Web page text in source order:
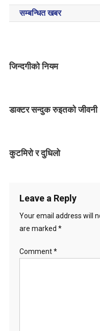
s
n
a
सम्बन्धित खबर
जिन्दगीको नियम
डाक्टर सन्दुक रुइतकाे जीवनी
कुटमिरो र दुधिलो
Leave a Reply
Your email address will
are marked *
Comment*